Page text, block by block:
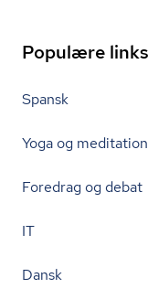
Populære links
Spansk
Yoga og meditation
Foredrag og debat
IT
Dansk